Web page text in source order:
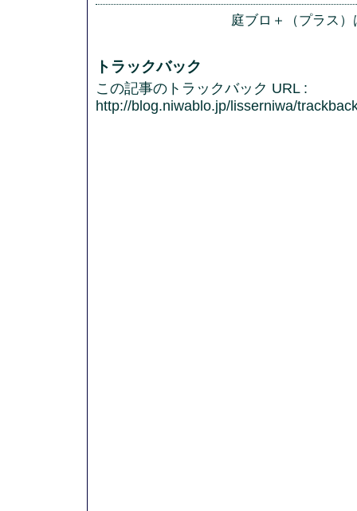
庭ブロ＋（プラス）
トラックバック
この記事のトラックバック URL :
http://blog.niwablo.jp/lisserniwa/